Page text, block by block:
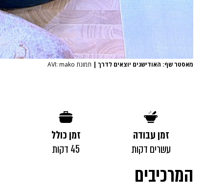
מאסטר שף: האודישנים יוצאים לדרך | תמונת AVI: mako
זמן עבודה
עשרים דקות
זמן כולל
45 דקות
המרכיבים